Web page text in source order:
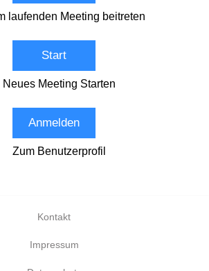
laufenden Meeting beitreten
Start
Neues Meeting Starten
Anmelden
Zum Benutzerprofil
Kontakt
Impressum